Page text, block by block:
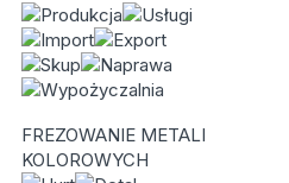
FREZOWANIE METALI
KOLOROWYCH